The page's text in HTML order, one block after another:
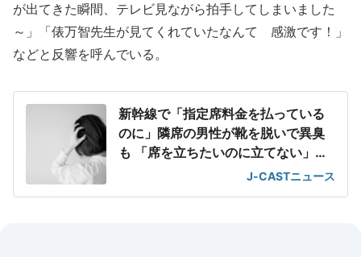
が出てきた瞬間、テレビ見ながら拍手してしまいました
～」「俵万智先生が見てくれていたなんて 感激です！」
などと反響を呼んでいる。
新幹線で「指定席料金を払っている
のに」隣席の男性が靴を脱いで異臭
も 「席を立ちたいのに立てない」息
J-CASTニュース